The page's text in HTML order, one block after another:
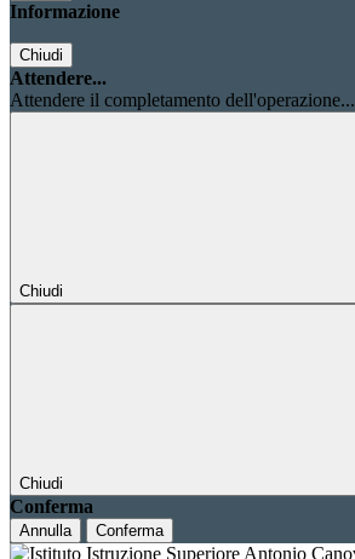
Informazione
Chiudi
Attendere...
Attendere il completamento dell'operazione...
Chiudi
Chiudi
Conferma
Annulla Conferma